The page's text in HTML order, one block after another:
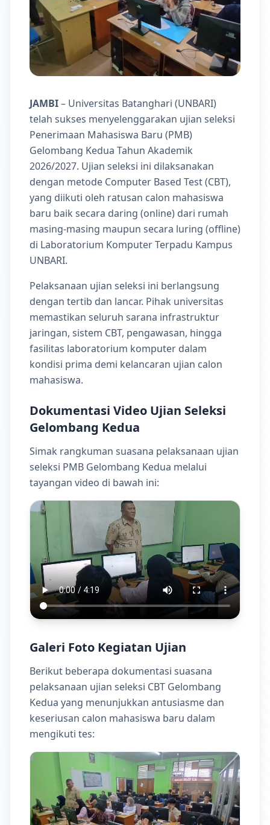
JAMBI– Universitas Batanghari (UNBARI)
telah sukses menyelenggarakan ujian seleksi
Penerimaan Mahasiswa Baru (PMB)
Gelombang Kedua Tahun Akademik
2026/2027. Ujian seleksi ini dilaksanakan
dengan metode Computer Based Test (CBT),
yang diikuti oleh ratusan calon mahasiswa
baru baik secara daring (online) dari rumah
masing-masing maupun secara luring (offline)
di Laboratorium Komputer Terpadu Kampus
UNBARI.
Pelaksanaan ujian seleksi ini berlangsung
dengan tertib dan lancar. Pihak universitas
memastikan seluruh sarana infrastruktur
jaringan, sistem CBT, pengawasan, hingga
fasilitas laboratorium komputer dalam
kondisi prima demi kelancaran ujian calon
mahasiswa.
Dokumentasi Video Ujian Seleksi
Gelombang Kedua
Simak rangkuman suasana pelaksanaan ujian
seleksi PMB Gelombang Kedua melalui
tayangan video di bawah ini:
Galeri Foto Kegiatan Ujian
Berikut beberapa dokumentasi suasana
pelaksanaan ujian seleksi CBT Gelombang
Kedua yang menunjukkan antusiasme dan
keseriusan calon mahasiswa baru dalam
mengikuti tes: